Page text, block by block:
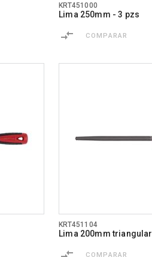
KRT451000
Lima 250mm - 3 pzs
COMPARAR
KRT451104
Lima 200mm triangular
COMPARAR